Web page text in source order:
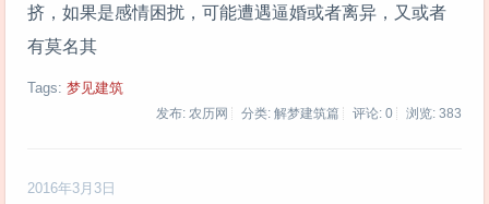
挤，如果是感情困扰，可能遭遇逼婚或者离异，又或者
有莫名其
Tags: 梦见建筑
发布: 农历网 分类: 解梦建筑篇 评论: 0 浏览: 383
2016年3月3日